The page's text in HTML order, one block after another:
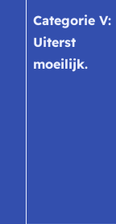
Categorie V:
Uiterst
moeilijk.